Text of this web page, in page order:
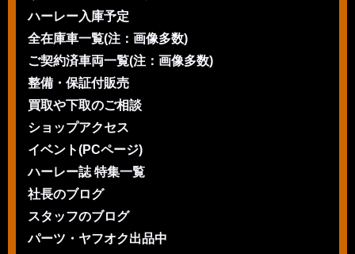
ハーレー入庫予定
全在庫車一覧(注：画像多数)
ご契約済車両一覧(注：画像多数)
整備・保証付販売
買取や下取のご相談
ショップアクセス
イベント(PCページ)
ハーレー誌 特集一覧
社長のブログ
スタッフのブログ
パーツ・ヤフオク出品中